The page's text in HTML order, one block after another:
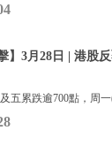
】3月28日 | 港股
五累跌逾700點，周